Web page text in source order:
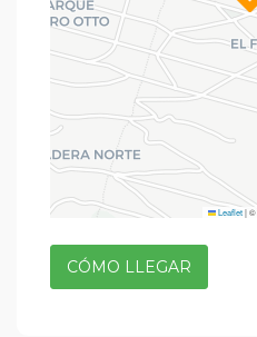
Leaflet|©
CÓMO LLEGAR